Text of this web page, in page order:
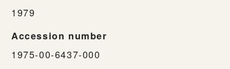
1979
Accession number
1975-00-6437-000